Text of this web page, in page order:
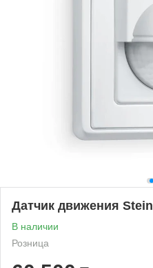
Датчик движения
В наличии
Розница